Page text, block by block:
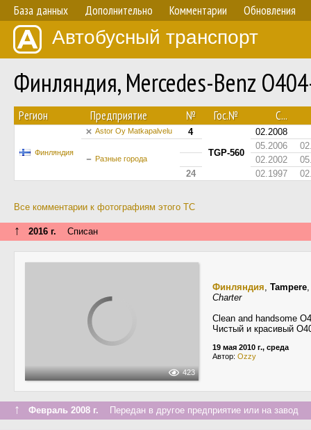
База данных Дополнительно Комментарии Обновления
Автобусный транспорт
Финляндия, Mercedes-Benz
Регион Предприятие № Гос.№ С...
Финляндия
Astor Oy Matkapalvelu
4
TGP-560
02.2008
Разные города
05.2006
02.2002
24
02.1997
Все комментарии к фотографиям этого ТС
↑ 2016 г. Списан
423
Финляндия, Tampere
Charter
Clean and handsome
Чистый и красивый
19 мая 2010 г., среда
Автор: Ozzy
↑ Февраль 2008 г. Передан в другое предприятие или на завод